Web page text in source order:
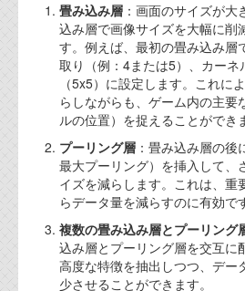
畳み込み層 ：画面のサイズが
込み層で画像サイズを大幅に削
す。例えば、最初の畳み込み層
取り（例：4または5）、カー
（5x5）に設定します。これに
らしながらも、ゲーム内の主要
ルの位置）を捉えることができ
プーリング層 ：畳み込み層の後
最大プーリング）を挿入して、
イズを減らします。これは、重
らデータ量を減らすのに有効で
複数の畳み込み層とプーリング
込み層とプーリング層を交互に
高度な特徴を抽出しつつ、デー
少させることができます。